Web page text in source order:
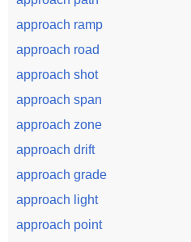
approach ramp
approach road
approach shot
approach span
approach zone
approach drift
approach grade
approach light
approach point